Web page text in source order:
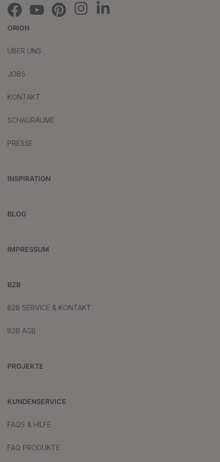
ORION
ÜBER UNS
JOBS
KONTAKT
SCHAURÄUME
PRESSE
INSPIRATION
BLOG
IMPRESSUM
B2B
B2B SERVICE & KONTAKT
B2B AGB
PROJEKTE
KUNDENSERVICE
FAQS & HILFE
FAQ PRODUKTE